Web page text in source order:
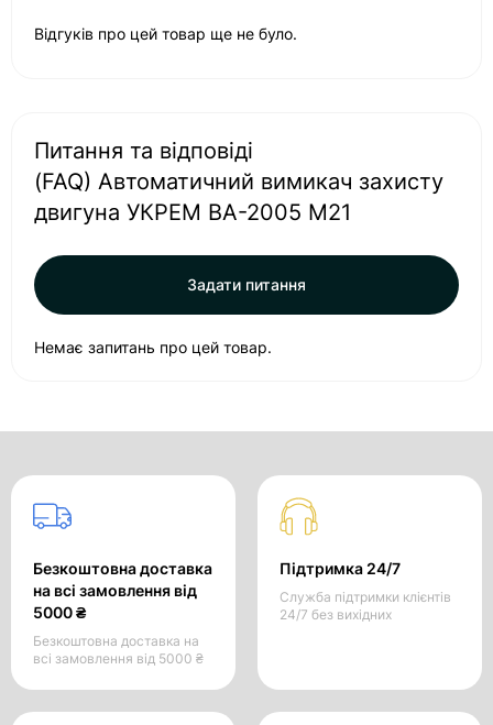
Відгуків про цей товар ще не було.
Питання та відповіді
(FAQ) Автоматичний вимикач захисту
двигуна УКРЕМ ВА-2005 М21
Задати питання
Немає запитань про цей товар.
Безкоштовна доставка
на всі замовлення від
5000 ₴
Безкоштовна доставка на
всі замовлення від 5000 ₴
Підтримка 24/7
Служба підтримки клієнтів
24/7 без вихідних